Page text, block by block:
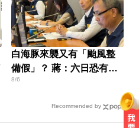
白海豚來襲又有「颱風整
備假」？ 蔣：六日恐有豪
雨
8/6
Recommended by